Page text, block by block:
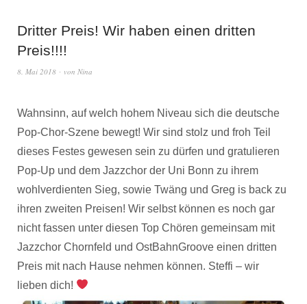
Dritter Preis! Wir haben einen dritten
Preis!!!!
8. Mai 2018 von Nina
Wahnsinn, auf welch hohem Niveau sich die deutsche
Pop-Chor-Szene bewegt! Wir sind stolz und froh Teil
dieses Festes gewesen sein zu dürfen und gratulieren
Pop-Up und dem Jazzchor der Uni Bonn zu ihrem
wohlverdienten Sieg, sowie Twäng und Greg is back zu
ihren zweiten Preisen! Wir selbst können es noch gar
nicht fassen unter diesen Top Chören gemeinsam mit
Jazzchor Chornfeld und OstBahnGroove einen dritten
Preis mit nach Hause nehmen können. Steffi – wir
lieben dich!